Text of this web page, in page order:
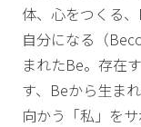
体、心をつくる
自分になる（
まれたBe。存在
す、Beから生ま
向かう「私」をサ